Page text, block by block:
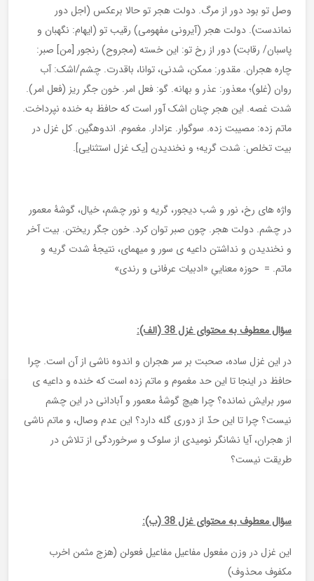
وصل تو بود دور از مرگ. دولت هجر تو حالا برعکس (اجل دور
نماندست). دولت هجر (آیرونی مفهومی) رقیب تو (ایهام: نگهبان و
پاسبان/ رقابت) دور از رخ تو: این خسته (مجروح) رنجور [من] صبر:
چاره هجران. مقدور: ممکن، شدنی، توانا، باقدرت. چشم/اشک: آب
روان (غلو)؛ معذور: عذر و بهانه. گو: فعل امر. خون جگر ریز (فعل امر).
شدت غصه. این هجر چنان اشک آور است که حافظ به خنده نپرداخت.
ماتم زده: مصیبت زده. سوگوار. عزادار. مغموم. اندوهگین. کل غزل در
بیت تخلص: شدت گریه؛ و نخندیدن [یک غزل استثنایی].
واژه های رخ، نور و شب دیجور، گریه و نور چشم، خیال، گوشۀ معمور
در چشم. دولت هجر. چون صبر توان کرد. خون جگر ریختن. بیت آخر
و نخندیدن و نداشتن داعیه ی سور و میهمای، نتیجۀ شدت گریه و
ماتم. = حوزه معناییِ «ادبیات عرفانی و رندی»
سؤال معطوف به محتوای غزل 38 (الف):
در این غزل ساده، صحبت بر سر هجران و اندوه ناشی از آن است. چرا
حافظ در اینجا تا این حد مغموم و ماتم زده است که خنده و داعیه ی
سور برایش نمانده؟ چرا هیچ گوشۀ معمور و آبادانی در این چشم
نیست؟ چرا تا این حدّ از دوری گله دارد؟ این عدم وصال، و ماتم ناشی
از هجران، آیا نشانگر نومیدی از سلوک و سرخوردگی از تلاش در
طریقت نیست؟
سؤال معطوف به محتوای غزل 38 (ب):
این غزل در وزن مفعول مفاعیل مفاعیل فعولن (هزج مثمن اخرب
مکفوف محذوف)